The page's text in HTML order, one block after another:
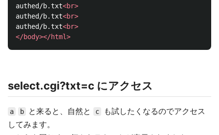
authed/b.txt<br>
authed/b.txt<br>
authed/b.txt<br>
</body></html>
select.cgi?txt=c にアクセス
a b と来ると、自然と c
も試したくなるのでアクセス
してみます。